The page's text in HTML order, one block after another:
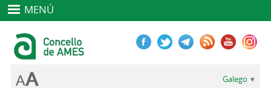
MENÚ
Galego